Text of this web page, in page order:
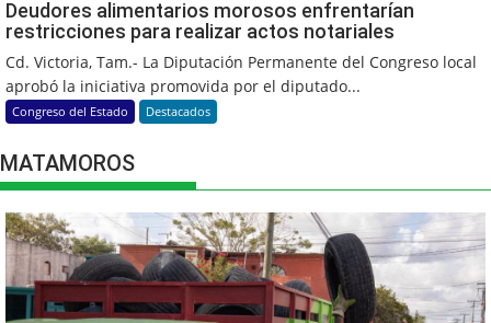
Deudores alimentarios morosos enfrentarían
restricciones para realizar actos notariales
Cd. Victoria, Tam.- La Diputación Permanente del Congreso local
aprobó la iniciativa promovida por el diputado...
Congreso del Estado Destacados
MATAMOROS